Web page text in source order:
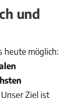
und
heute möglich:
Ziel ist